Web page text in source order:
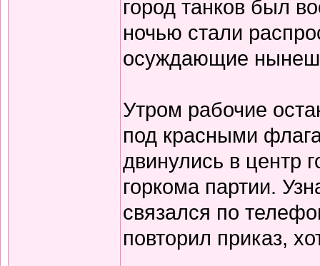
город танков был
ночью стали
осуждающие
Утром рабочие
под красными
двинулись в центр
горкома партии.
связался по
повторил приказ,